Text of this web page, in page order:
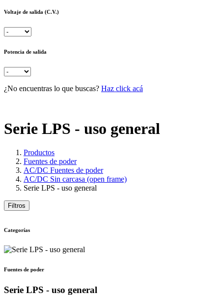
Voltaje de salida (C.V.)
Potencia de salida
¿No encuentras lo que buscas? Haz click acá
Serie LPS - uso general
Productos
Fuentes de poder
AC/DC Fuentes de poder
AC/DC Sin carcasa (open frame)
Serie LPS - uso general
Filtros
Categorías
Fuentes de poder
Serie LPS - uso general